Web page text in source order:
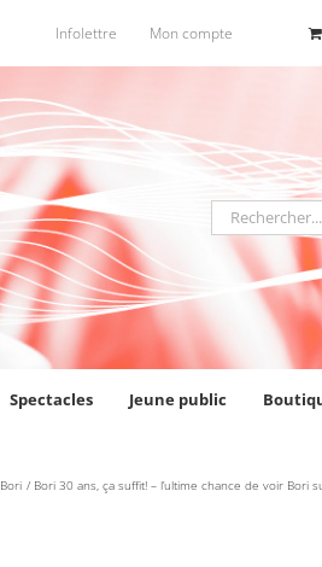
Infolettre Mon compte
Rechercher
:
Spectacles Jeune public
Bori Bori 30 ans, ça suffit! – l’ultime chance de voir Bori